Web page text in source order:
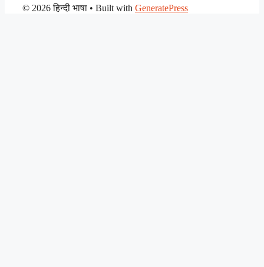
© 2026 हिन्दी भाषा • Built with GeneratePress